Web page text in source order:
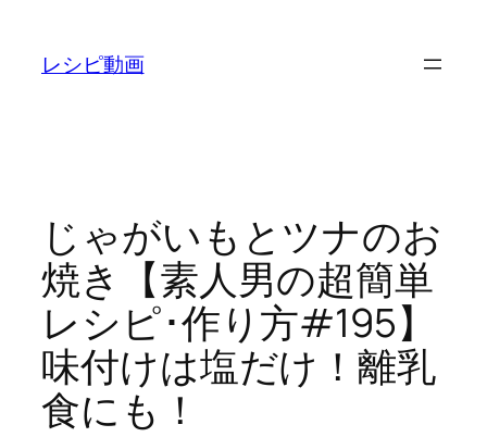
レシピ動画
じゃがいもとツナのお
焼き【素人男の超簡単
レシピ･作り方#195】
味付けは塩だけ！離乳
食にも！